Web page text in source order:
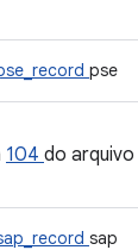
pse
104 do arquivo
sap